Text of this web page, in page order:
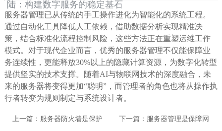
陆：构建数字服务的稳定基石
服务器管理已从传统的手工操作进化为智能化的系统工程。
通过自动化工具降低人工依赖，借助数据分析实现精准决
策，结合标准化流程控制风险，这些方法正在重塑运维工作
模式。对于现代企业而言，优秀的服务器管理不仅能保障业
务连续性，更能释放30%以上的隐藏计算资源，为数字化转型
提供坚实的技术支撑。随着AI与物联网技术的深度融合，未
来的服务器将变得更加“聪明”，而管理者的角色也将从操作执
行者转变为规则制定与系统设计者。
上一篇： 服务器防火墙是保护
下一篇： 服务器管理是保障网